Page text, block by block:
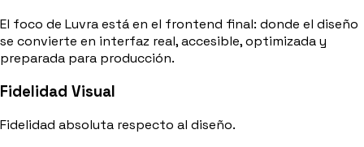
El foco de Luvra está en el frontend final: donde el diseño
se convierte en interfaz real, accesible, optimizada y
preparada para producción.
Fidelidad Visual
Fidelidad absoluta respecto al diseño.